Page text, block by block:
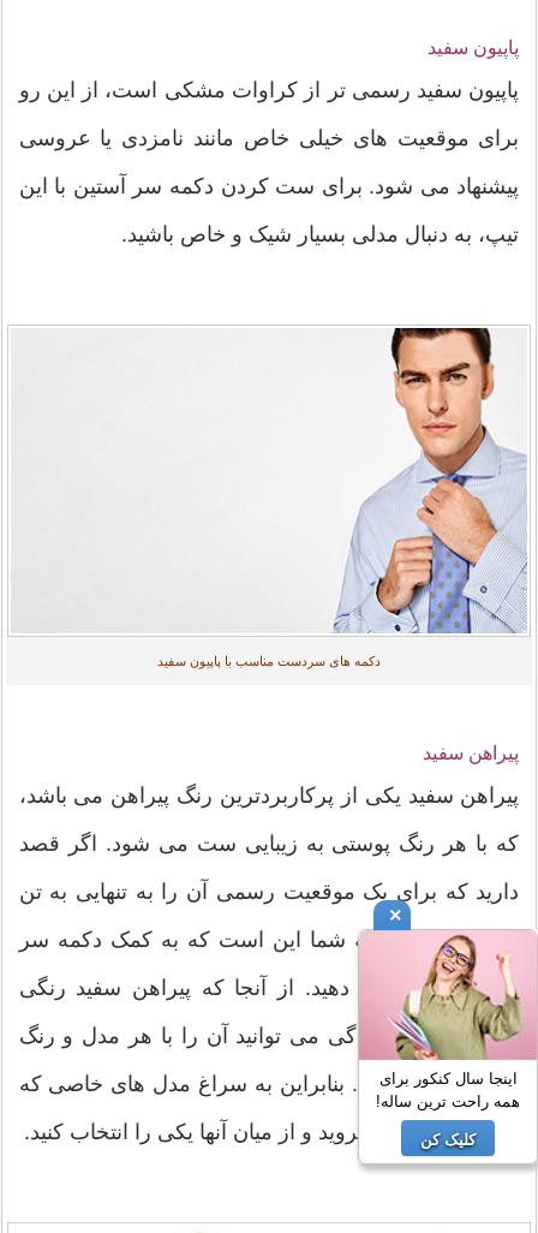
پاپیون سفید
پاپیون سفید رسمی تر از کراوات مشکی است، از این رو
برای موقعیت های خیلی خاص مانند نامزدی یا عروسی
پیشنهاد می شود. برای ست کردن دکمه سر آستین با این
تیپ، به دنبال مدلی بسیار شیک و خاص باشید.
دکمه های سردست مناسب با پاپیون سفید
پیراهن سفید
پیراهن سفید یکی از پرکاربردترین رنگ پیراهن می باشد،
که با هر رنگ پوستی به زیبایی ست می شود. اگر قصد
دارید که برای یک موقعیت رسمی آن را به تنهایی به تن
کنید، پیشنهاد ما به شما این است که به کمک دکمه سر
آستین به آن تنوع دهید. از آنجا که پیراهن سفید رنگی
خنثی دارد، به سادگی می توانید آن را با هر مدل و رنگ
دکمه ای ست کنید. بنابراین به سراغ مدل های خاصی که
در کمد خود دارید بروید و از میان آنها یکی را انتخاب کنید.
×
اینجا سال کنکور برای
همه راحت ترین ساله!
کلیک کن